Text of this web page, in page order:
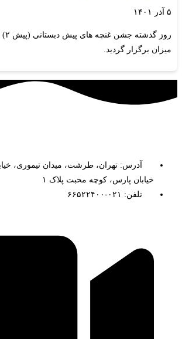
روز
میزان برگزار گردید.
آدرس: تهران، طرشت، میدان تیموری،
خیابان پارس، کوچه محبت پلاک ۱
تلفن: ۰۲۱-۶۶۵۲۲۴۰۰